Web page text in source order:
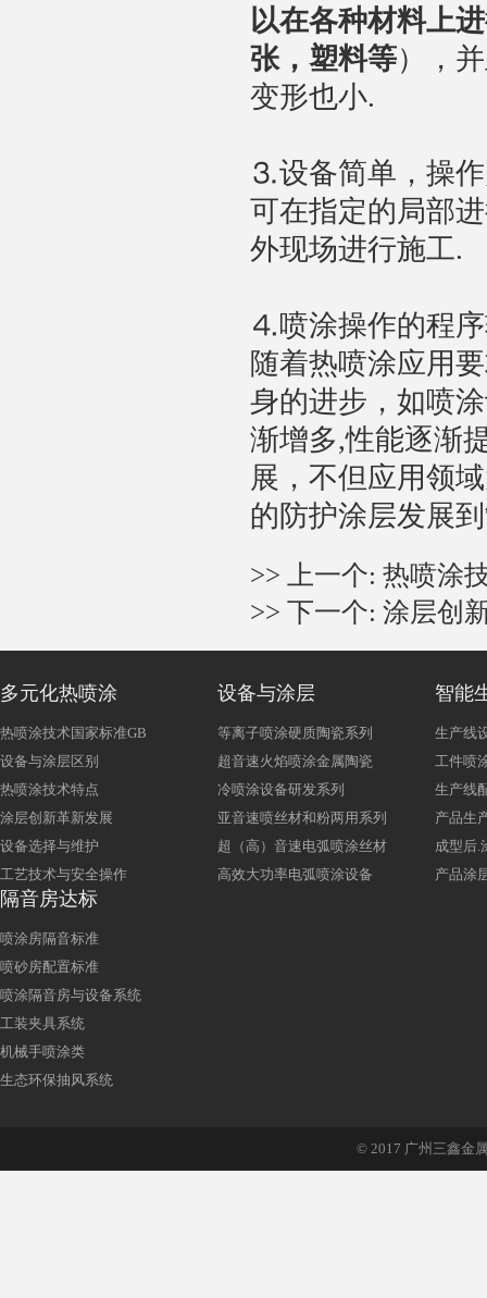
以在各种材料上
张，塑料等），
变形也小.
⒊设备简单，操
可在指定的局部
外现场进行施工.
⒋喷涂操作的程
随着热喷涂应用
身的进步，如喷
渐增多,性能逐渐
展，不但应用领
的防护涂层发展
>> 上一个: 热喷涂
>> 下一个: 涂层创
多元化热喷涂
热喷涂技术国家标准GB
设备与涂层区别
热喷涂技术特点
涂层创新革新发展
设备选择与维护
工艺技术与安全操作
设备与涂层
等离子喷涂硬质陶瓷系列
超音速火焰喷涂金属陶瓷
冷喷涂设备研发系列
亚音速喷丝材和粉两用系列
超（高）音速电弧喷涂丝材
高效大功率电弧喷涂设备
智能
生产线
工件喷
生产线
产品生
成型后.
产品涂
隔音房达标
喷涂房隔音标准
喷砂房配置标准
喷涂隔音房与设备系统
工装夹具系统
机械手喷涂类
生态环保抽风系统
© 2017 广州三鑫金